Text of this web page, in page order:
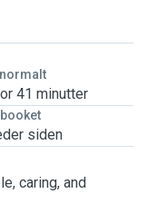
41 minutter
siden
caring, and